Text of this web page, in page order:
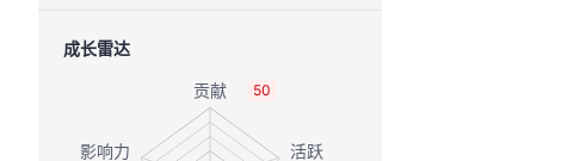
成长雷达
50